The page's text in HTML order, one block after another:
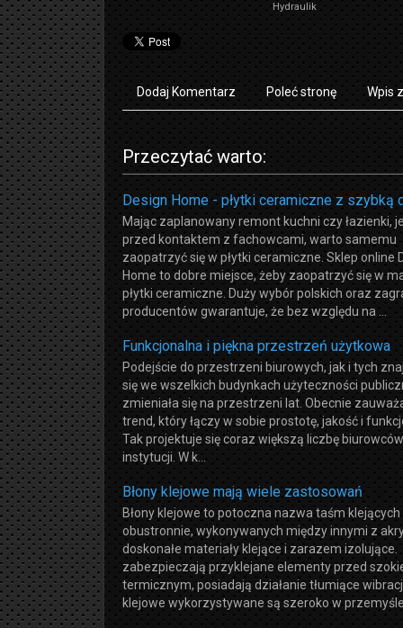
Hydraulik
Dodaj Komentarz Poleć stronę Wpis
Przeczytać warto:
Design Home - płytki ceramiczne z szybką
Mając zaplanowany remont kuchni czy łazienki,
przed kontaktem z fachowcami, warto samemu
zaopatrzyć się w płytki ceramiczne. Sklep online
Home to dobre miejsce, żeby zaopatrzyć się w
płytki ceramiczne. Duży wybór polskich oraz
producentów gwarantuje, że bez względu na ...
Funkcjonalna i piękna przestrzeń użytkowa
Podejście do przestrzeni biurowych, jak i tych
się we wszelkich budynkach użyteczności
zmieniała się na przestrzeni lat. Obecnie
trend, który łączy w sobie prostotę, jakość i
Tak projektuje się coraz większą liczbę
instytucji. W k...
Błony klejowe mają wiele zastosowań
Błony klejowe to potoczna nazwa taśm klejących
obustronnie, wykonywanych między innymi z
doskonałe materiały klejące i zarazem izolujące.
zabezpieczają przyklejane elementy przed
termicznym, posiadają działanie tłumiące
klejowe wykorzystywane są szeroko w